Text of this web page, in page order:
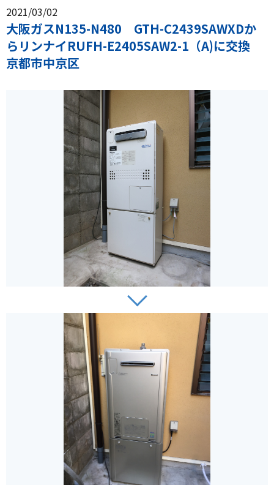
2021/03/02
大阪ガスN135-N480 GTH-C2439SAWXDか
らリンナイRUFH-E2405SAW2-1（A)に交換
京都市中京区